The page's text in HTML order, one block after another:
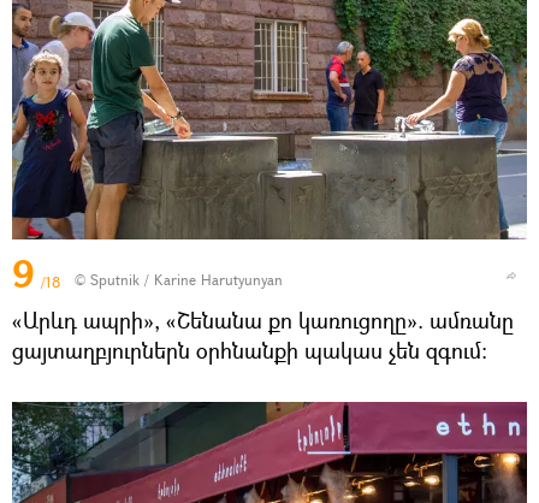
9 /18 © Sputnik / Karine Harutyunyan
«Արևդ ապրի», «Շենանա քո կառուցողը». ամռանը
ցայտաղբյուրներն օրհնանքի պակաս չեն զգում։